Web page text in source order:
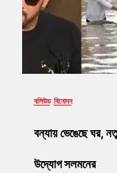
বলিউড বিনোদন
বন্যায় ভেঙেছে ঘর,
উদ্যোগ সলমনের